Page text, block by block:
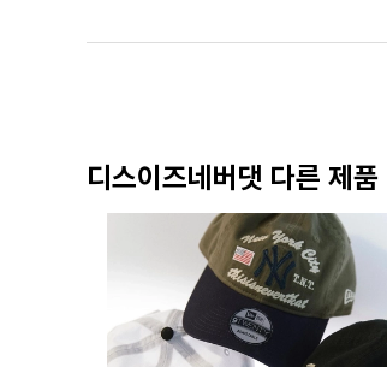
디스이즈네버댓 다른 제품